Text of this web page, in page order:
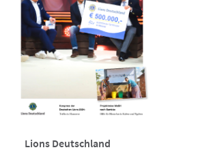
Lions Deutschland